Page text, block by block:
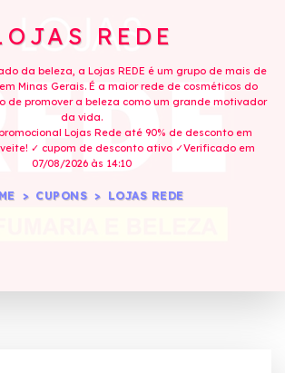
REDE
da beleza, a Lojas REDE é um grupo de mais de
Minas Gerais. É a maior rede de cosméticos do
de promover a beleza como um grande motivador
da vida.
Lojas Rede até 90% de desconto em
✓ cupom de desconto ativo ✓Verificado em
07/08/2026 às 14:10
CUPONS LOJAS REDE